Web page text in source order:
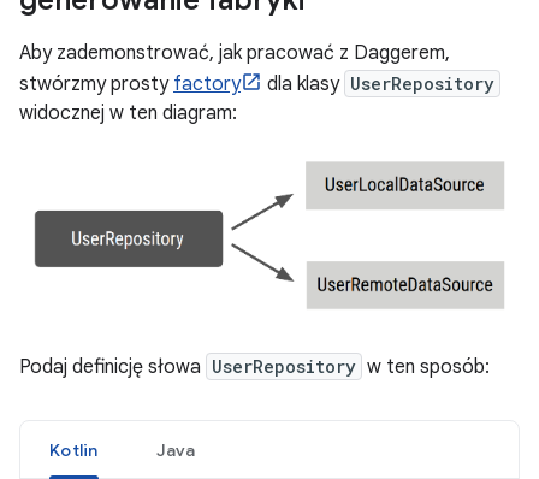
Aby zademonstrować, jak pracować z Daggerem,
stwórzmy prosty factory dla klasy UserRepository
widocznej w ten diagram:
Podaj definicję słowa UserRepository w ten sposób:
Kotlin Java